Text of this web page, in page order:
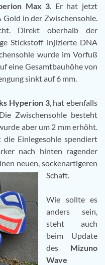
Max 3. Er hat jetzt
Gold in der Zwischensohle.
Direkt oberhalb der
Stickstoff injizierte DNA
wurde im Vorfuß
eine Gesamtbauhöhe von
sinkt auf 6 mm.
Hyperion 3, hat ebenfalls
Zwischensohle besteht
aber um 2 mm erhöht.
Einlegesohle spendiert
nach hinten ragender
neuen, sockenartigeren
Schaft.
Wie sollte es
anders sein,
steht auch
beim Update
des Mizuno
Wave